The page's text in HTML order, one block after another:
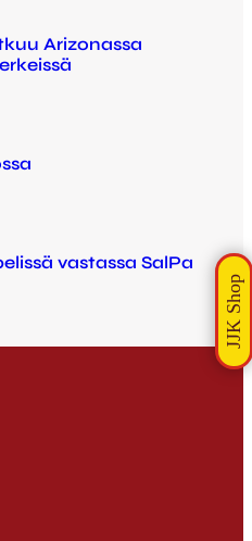
Arizonassa
vastassa SalPa